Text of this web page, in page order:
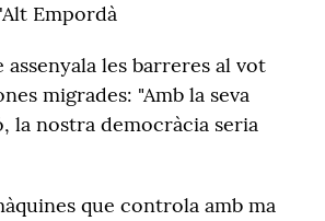
Empordà
assenyala les barreres al vot
migrades: "Amb la seva
la nostra democràcia seria
que controla amb ma